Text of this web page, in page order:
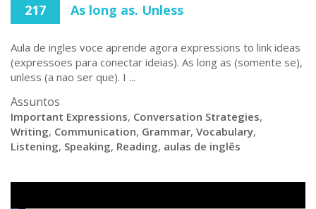
217 As long as. Unless
Aula de ingles voce aprende agora expressions to link ideas
(expressoes para conectar ideias). As long as (somente se),
unless (a nao ser que). I ...
Assuntos
Important Expressions, Conversation Strategies,
Writing, Communication, Grammar, Vocabulary,
Listening, Speaking, Reading, aulas de inglês